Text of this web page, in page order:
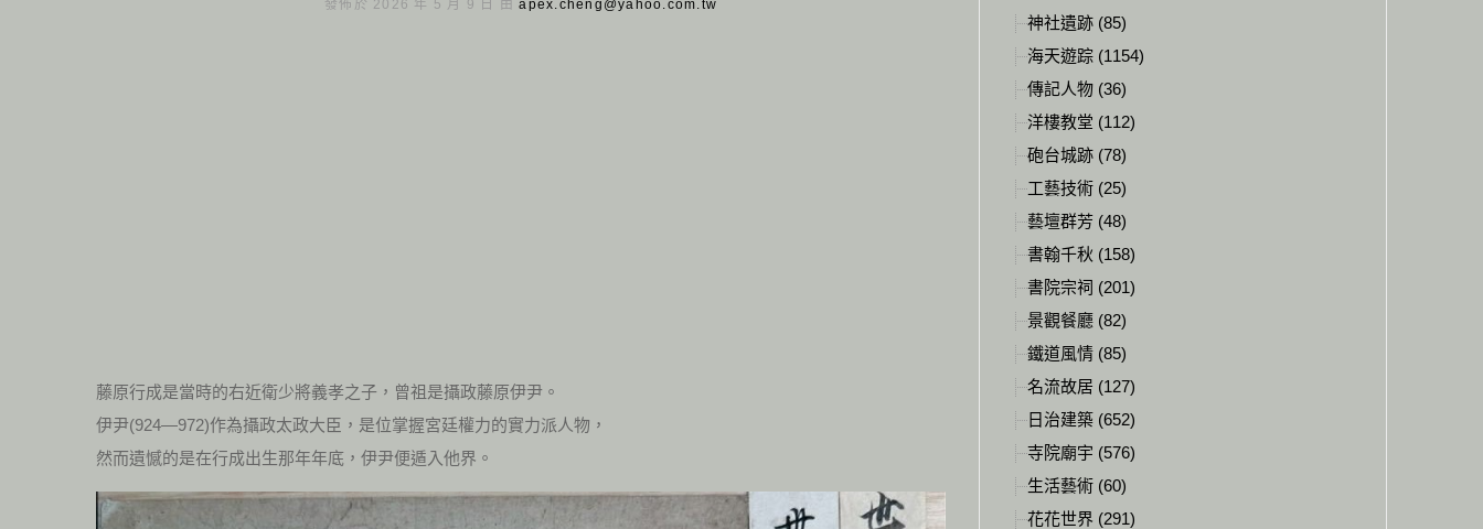
發佈於 2026 年 5 月 9 日 由apex.cheng@yahoo.com.tw
藤原行成是當時的右近衛少將義孝之子，曾祖是攝政藤原伊尹。
伊尹(924—972)作為攝政太政大臣，是位掌握宮廷權力的實力派人物，
然而遺憾的是在行成出生那年年底，伊尹便遁入他界。
神社遺跡 (85)
海天遊踪 (1154)
傳記人物 (36)
洋樓教堂 (112)
砲台城跡 (78)
工藝技術 (25)
藝壇群芳 (48)
書翰千秋 (158)
書院宗祠 (201)
景觀餐廳 (82)
鐵道風情 (85)
名流故居 (127)
日治建築 (652)
寺院廟宇 (576)
生活藝術 (60)
花花世界 (291)